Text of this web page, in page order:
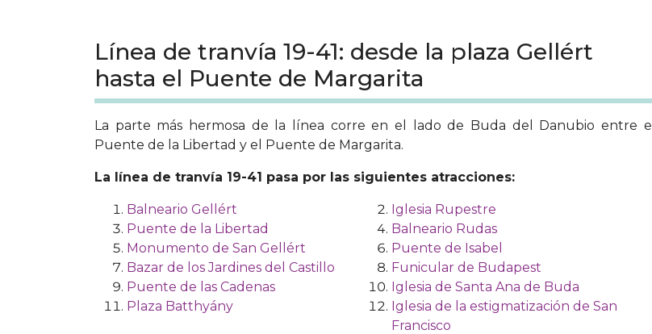
Línea de tranvía 19-41: desde la plaza Gellért
hasta el Puente de Margarita
La parte más hermosa de la línea corre en el lado de Buda del Danubio entre el
Puente de la Libertad y el Puente de Margarita.
La línea de tranvía 19-41 pasa por las siguientes atracciones:
Balneario Gellért
Iglesia Rupestre
Puente de la Libertad
Balneario Rudas
Monumento de San Gellért
Puente de Isabel
Bazar de los Jardines del Castillo
Funicular de Budapest
Puente de las Cadenas
Iglesia de Santa Ana de Buda
Plaza Batthyány
Iglesia de la estigmatización de San
Francisco